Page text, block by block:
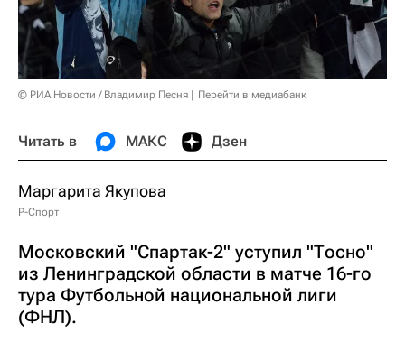
© РИА Новости / Владимир Песня Перейти в медиабанк
Читать в МАКС Дзен
Маргарита Якупова
Р-Спорт
Московский "Спартак-2" уступил "Тосно"
из Ленинградской области в матче 16-го
тура Футбольной национальной лиги
(ФНЛ).